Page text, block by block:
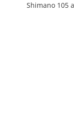
Shimano 105